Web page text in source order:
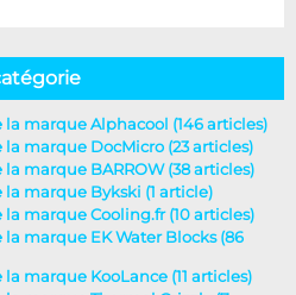
marque Alphacool (146 articles)
marque DocMicro (23 articles)
marque BARROW (38 articles)
marque Bykski (1 article)
marque Cooling.fr (10 articles)
marque EK Water Blocks (86
marque KooLance (11 articles)